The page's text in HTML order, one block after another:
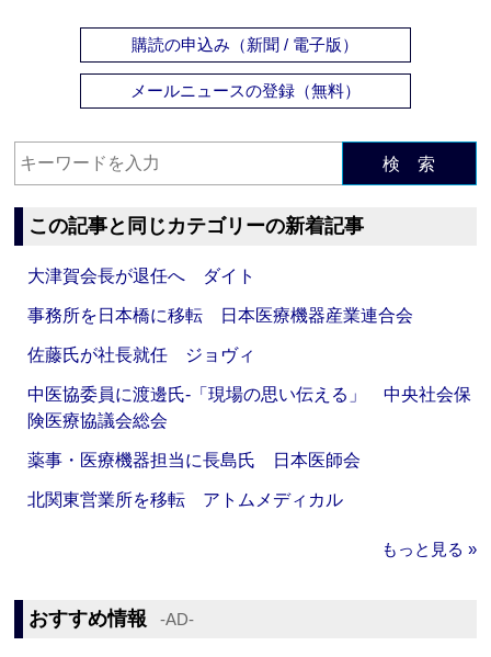
購読の申込み（新聞 / 電子版）
メールニュースの登録（無料）
検 索
この記事と同じカテゴリーの新着記事
大津賀会長が退任へ ダイト
事務所を日本橋に移転 日本医療機器産業連合会
佐藤氏が社長就任 ジョヴィ
中医協委員に渡邊氏‐「現場の思い伝える」 中央社会保
険医療協議会総会
薬事・医療機器担当に長島氏 日本医師会
北関東営業所を移転 アトムメディカル
もっと見る »
おすすめ情報 ‐AD‐